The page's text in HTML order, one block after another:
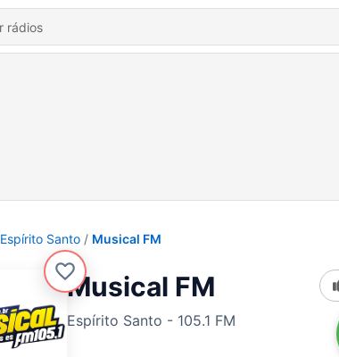
Espírito Santo Musical FM
Musical FM
Espírito Santo - 105.1 FM